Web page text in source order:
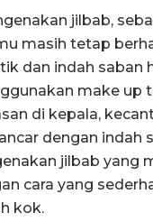
jilbab,
masih tetap
dan indah saban
make up
di kepala,
dengan indah
jilbab yang
cara yang
kok.